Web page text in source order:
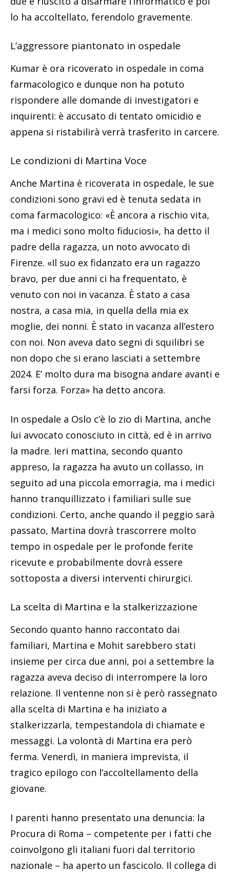
lo ha accoltellato, ferendolo gravemente.
L’aggressore piantonato in ospedale
Kumar è ora ricoverato in ospedale in coma
farmacologico e dunque non ha potuto
rispondere alle domande di investigatori e
inquirenti: è accusato di tentato omicidio e
appena si ristabilirà verrà trasferito in carcere.
Le condizioni di Martina Voce
Anche Martina è ricoverata in ospedale, le sue
condizioni sono gravi ed è tenuta sedata in
coma farmacologico: «È ancora a rischio vita,
ma i medici sono molto fiduciosi», ha detto il
padre della ragazza, un noto avvocato di
Firenze. «Il suo ex fidanzato era un ragazzo
bravo, per due anni ci ha frequentato, è
venuto con noi in vacanza. È stato a casa
nostra, a casa mia, in quella della mia ex
moglie, dei nonni. È stato in vacanza all’estero
con noi. Non aveva dato segni di squilibri se
non dopo che si erano lasciati a settembre
2024. E’ molto dura ma bisogna andare avanti e
farsi forza. Forza» ha detto ancora.
In ospedale a Oslo c’è lo zio di Martina, anche
lui avvocato conosciuto in città, ed è in arrivo
la madre. Ieri mattina, secondo quanto
appreso, la ragazza ha avuto un collasso, in
seguito ad una piccola emorragia, ma i medici
hanno tranquillizzato i familiari sulle sue
condizioni. Certo, anche quando il peggio sarà
passato, Martina dovrà trascorrere molto
tempo in ospedale per le profonde ferite
ricevute e probabilmente dovrà essere
sottoposta a diversi interventi chirurgici.
La scelta di Martina e la stalkerizzazione
Secondo quanto hanno raccontato dai
familiari, Martina e Mohit sarebbero stati
insieme per circa due anni, poi a settembre la
ragazza aveva deciso di interrompere la loro
relazione. Il ventenne non si è però rassegnato
alla scelta di Martina e ha iniziato a
stalkerizzarla, tempestandola di chiamate e
messaggi. La volontà di Martina era però
ferma. Venerdì, in maniera imprevista, il
tragico epilogo con l’accoltellamento della
giovane.
I parenti hanno presentato una denuncia: la
Procura di Roma – competente per i fatti che
coinvolgono gli italiani fuori dal territorio
nazionale – ha aperto un fascicolo. Il collega di